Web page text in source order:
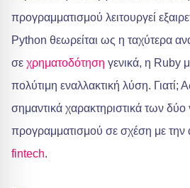
προγραμματισμού λειτουργεί
Python θεωρείται ως η ταχύτερα
σε χρηματοδότηση γενικά, η Ruby
πολύτιμη εναλλακτική λύση. Γιατί;
σημαντικά χαρακτηριστικά των
προγραμματισμού σε σχέση με την
fintech.